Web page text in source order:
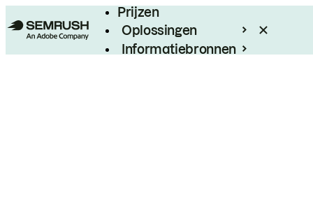
Prijzen
Oplossingen
Informatiebronnen